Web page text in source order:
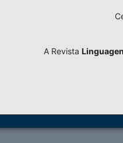
A Revista